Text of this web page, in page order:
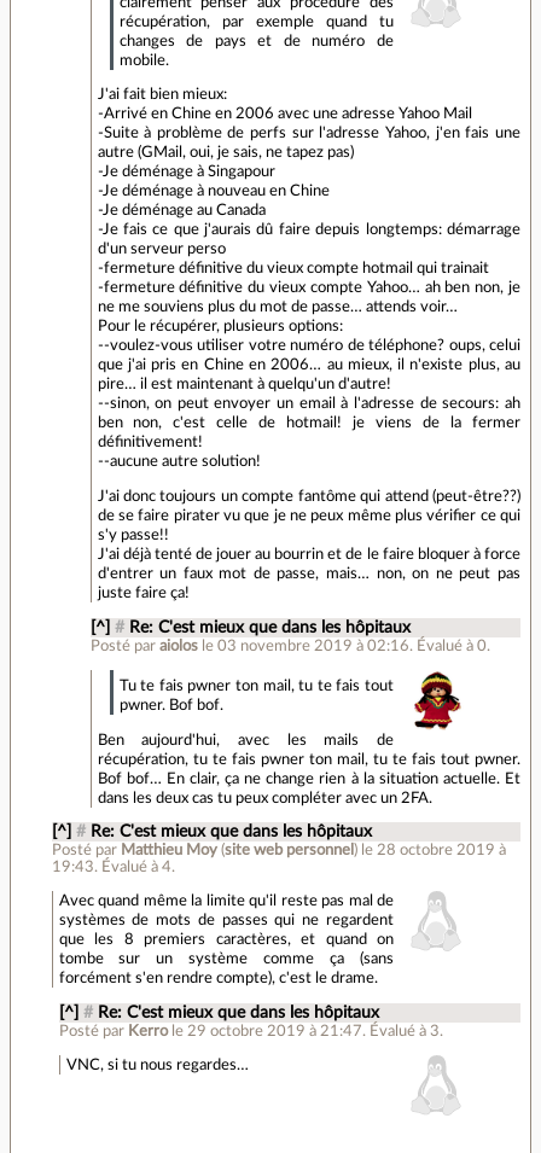
récupération, par exemple quand tu
changes de pays et de numéro de
mobile.
J'ai fait bien mieux:
-Arrivé en Chine en 2006 avec une adresse Yahoo Mail
-Suite à problème de perfs sur l'adresse Yahoo, j'en fais une
autre (GMail, oui, je sais, ne tapez pas)
-Je déménage à Singapour
-Je déménage à nouveau en Chine
-Je déménage au Canada
-Je fais ce que j'aurais dû faire depuis longtemps: démarrage
d'un serveur perso
-fermeture définitive du vieux compte hotmail qui trainait
-fermeture définitive du vieux compte Yahoo… ah ben non, je
ne me souviens plus du mot de passe… attends voir…
Pour le récupérer, plusieurs options:
--voulez-vous utiliser votre numéro de téléphone? oups, celui
que j'ai pris en Chine en 2006… au mieux, il n'existe plus, au
pire… il est maintenant à quelqu'un d'autre!
--sinon, on peut envoyer un email à l'adresse de secours: ah
ben non, c'est celle de hotmail! je viens de la fermer
définitivement!
--aucune autre solution!
J'ai donc toujours un compte fantôme qui attend (peut-être??)
de se faire pirater vu que je ne peux même plus vérifier ce qui
s'y passe!!
J'ai déjà tenté de jouer au bourrin et de le faire bloquer à force
d'entrer un faux mot de passe, mais… non, on ne peut pas
juste faire ça!
[^] # Re: C'est mieux que dans les hôpitaux
Posté par aiolos le 03 novembre 2019 à 02:16. Évalué à 0.
Tu te fais pwner ton mail, tu te fais tout
pwner. Bof bof.
Ben aujourd'hui, avec les mails de
récupération, tu te fais pwner ton mail, tu te fais tout pwner.
Bof bof… En clair, ça ne change rien à la situation actuelle. Et
dans les deux cas tu peux compléter avec un 2FA.
[^] # Re: C'est mieux que dans les hôpitaux
Posté par Matthieu Moy(site web personnel ) le 28 octobre 2019 à
19:43. Évalué à 4.
Avec quand même la limite qu'il reste pas mal de
systèmes de mots de passes qui ne regardent
que les 8 premiers caractères, et quand on
tombe sur un système comme ça (sans
forcément s'en rendre compte), c'est le drame.
[^] # Re: C'est mieux que dans les hôpitaux
Posté par Kerro le 29 octobre 2019 à 21:47. Évalué à 3.
VNC, si tu nous regardes…